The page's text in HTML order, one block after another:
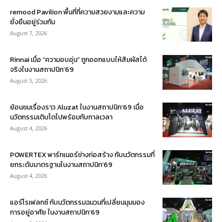
remood Pavilion พื้นที่ที่ความสวยงามและความ
ยั่งยืนอยู่ร่วมกัน
August 7, 2026
Rinnai เมื่อ “ความอบอุ่น” ถูกออกแบบให้สัมผัสได้
จริงในงานสถาปนิก’69
August 5, 2026
ย้อนชมเรื่องราว Aluzat ในงานสถาปนิก’69 เมื่อ
นวัตกรรมเติบโตไปพร้อมกับกาลเวลา
August 4, 2026
POWERTEX พาร์ทเนอร์ช่างก่อสร้าง กับนวัตกรรมที่
ยกระดับมาตรฐานในงานสถาปนิก’69
August 4, 2026
แอร์โรเฟลกซ์ กับนวัตกรรมฉนวนที่เปลี่ยนมุมมอง
การอยู่อาศัย ในงานสถาปนิก’69